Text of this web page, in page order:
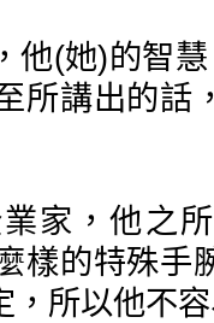
他(她)的智
所講出的話
家，他之
樣的特殊手
，所以他不